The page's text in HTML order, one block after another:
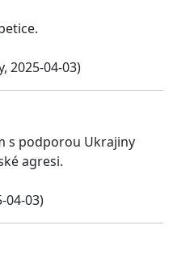
2025-04-03)
s podporou Ukrajiny
agresi.
04-03)